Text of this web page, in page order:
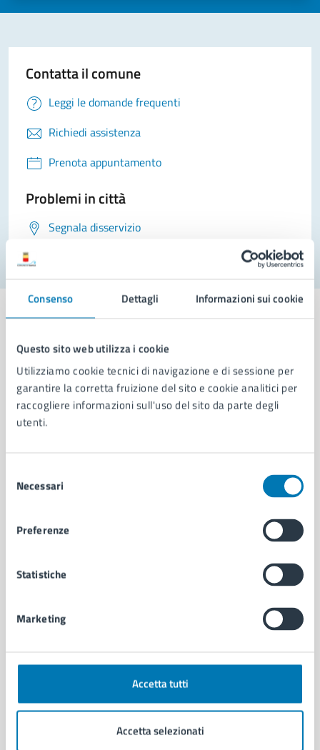
Consenso Dettagli Informazioni sui cookie
Questo sito web utilizza i cookie
Utilizziamo cookie tecnici di navigazione e di sessione per
garantire la corretta fruizione del sito e cookie analitici per
raccogliere informazioni sull'uso del sito da parte degli
utenti.
delNecessari
Preferenze
Statistiche
Marketing
Accetta tutti
Accetta selezionati
Contatta il comune
Leggi le domande frequenti
Richiedi assistenza
Prenota appuntamento
Problemi in città
Segnala disservizio
Comune di Napoli
AMMINISTRAZIONE
Aree amministrative
Uffici
Personale amministrativo
Intranet, posta aziendale e protocollo
CATEGORIE DI SERVIZIO
Documenti e certificati
Educazione e formazione